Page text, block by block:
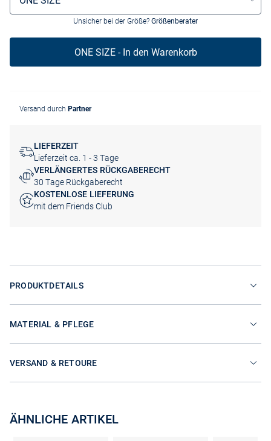
Unsicher bei der Größe? Größenberater
ONE SIZE - In den Warenkorb
Versand durch Partner
LIEFERZEIT
Lieferzeit ca. 1 - 3 Tage
VERLÄNGERTES RÜCKGABERECHT
30 Tage Rückgaberecht
KOSTENLOSE LIEFERUNG
mit dem Friends Club
PRODUKTDETAILS
MATERIAL & PFLEGE
VERSAND & RETOURE
ÄHNLICHE ARTIKEL